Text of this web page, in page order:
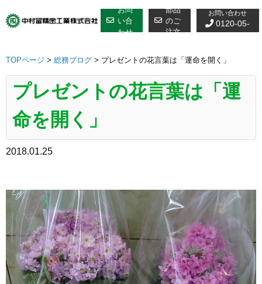
to
お問
い合
わせ
部品
のご
注文
お問い合わせ
0120-05-
TOPページ > 総務ブログ > プレゼントの花言葉は「運命を開く」
プレゼントの花言葉は「運
命を開く」
2018.01.25